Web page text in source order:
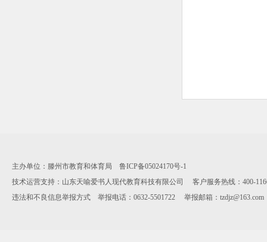
主办单位：滕州市教育和体育局 鲁ICP备05024170号-1
技术运营支持：山东天喻爱书人现代教育科技有限公司 客户服务热线：400-
违法和不良信息举报方式 举报电话：0632-5501722 举报邮箱：tzdjz@163.com